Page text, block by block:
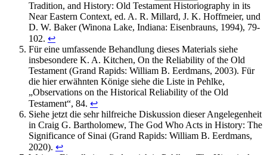
Tradition, and History: Old Testament Historiography in its
Near Eastern Context, ed. A. R. Millard, J. K. Hoffmeier, und
D. W. Baker (Winona Lake, Indiana: Eisenbrauns, 1994), 79-
102. ↩︎
Für eine umfassende Behandlung dieses Materials siehe
insbesondere K. A. Kitchen, On the Reliability of the Old
Testament (Grand Rapids: William B. Eerdmans, 2003). Für
die hier erwähnten Könige siehe die Liste in Pehlke,
„Observations on the Historical Reliability of the Old
Testament“, 84. ↩︎
Siehe jetzt die sehr hilfreiche Diskussion dieser Angelegenheit
in Craig G. Bartholomew, The God Who Acts in History: The
Significance of Sinai (Grand Rapids: William B. Eerdmans,
2020). ↩︎